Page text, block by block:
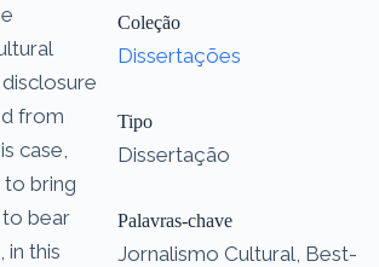
from
case,
to bring
bear
in this
Coleção
Dissertações
Tipo
Dissertação
Palavras-chave
Jornalismo Cultural, Best-